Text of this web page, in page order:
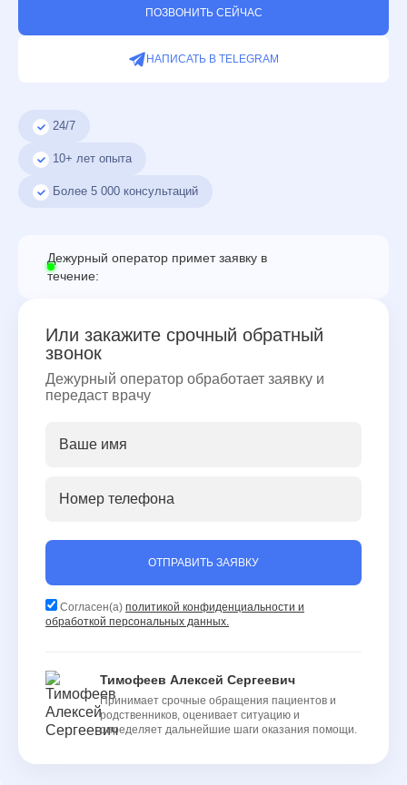
ПОЗВОНИТЬ СЕЙЧАС
НАПИСАТЬ В TELEGRAM
24/7
10+ лет опыта
Более 5 000 консультаций
Дежурный оператор примет заявку в
течение:
Или закажите срочный обратный
звонок
Дежурный оператор обработает заявку и
передаст врачу
ОТПРАВИТЬ ЗАЯВКУ
Согласен(а) политикой конфиденциальности и
обработкой персональных данных.
Тимофеев Алексей Сергеевич
Принимает срочные обращения пациентов и
родственников, оценивает ситуацию и
определяет дальнейшие шаги оказания помощи.